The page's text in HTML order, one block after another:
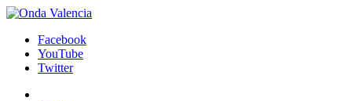
Facebook
YouTube
Twitter